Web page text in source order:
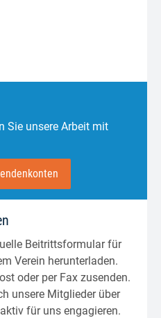
Sie unsere Arbeit mit
Beitrittsformular für
Verein herunterladen.
oder per Fax zusenden.
unsere Mitglieder über
für uns engagieren.